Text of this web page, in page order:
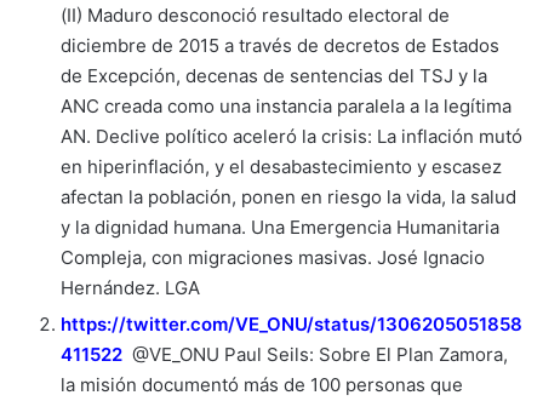
(II) Maduro desconoció resultado electoral de
diciembre de 2015 a través de decretos de Estados
de Excepción, decenas de sentencias del TSJ y la
ANC creada como una instancia paralela a la legítima
AN. Declive político aceleró la crisis: La inflación mutó
en hiperinflación, y el desabastecimiento y escasez
afectan la población, ponen en riesgo la vida, la salud
y la dignidad humana. Una Emergencia Humanitaria
Compleja, con migraciones masivas. José Ignacio
Hernández. LGA
https://twitter.com/VE_ONU/status/1306205051858
411522 @VE_ONU Paul Seils: Sobre El Plan Zamora,
la misión documentó más de 100 personas que